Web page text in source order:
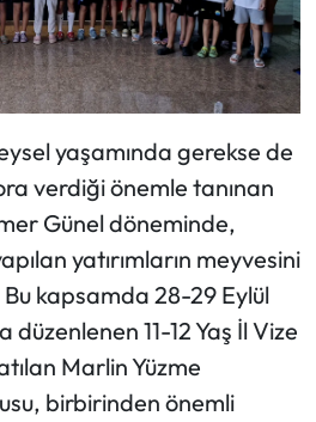
yaşamında gerekse de
verdiği önemle tanınan
Günel döneminde,
yatırımların meyvesini
kapsamda 28-29 Eylül
düzenlenen 11-12 Yaş İl Vize
Marlin Yüzme
birbirinden önemli